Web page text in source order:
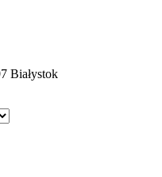
Białystok
Bostik, Alchimika, MC-